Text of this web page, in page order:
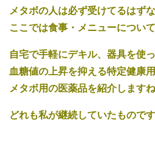
メタボの人は必ず受けてるはず
ここでは食事・メニューについ
自宅で手軽にデキル、器具を使
血糖値の上昇を抑える特定健康
メタボ用の医薬品を紹介しますね
どれも私が継続していたものです